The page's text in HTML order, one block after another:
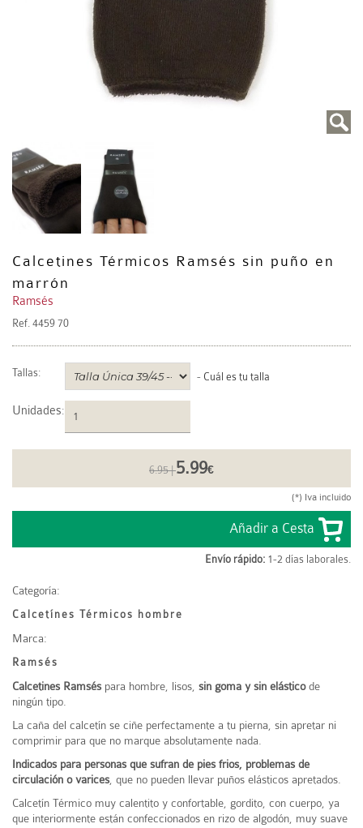
Calcetines Térmicos Ramsés sin puño en
marrón
Ramsés
Ref. 4459 70
Tallas: - Cuál es tu talla
Unidades:
6.95 |5.99€
(*) Iva incluido
Envío rápido: 1-2 días laborales.
Categoría:
Calcetínes Térmicos hombre
Marca:
Ramsés
Calcetines Ramsés para hombre, lisos, sin goma y sin elásticode
ningún tipo.
La caña del calcetín se ciñe perfectamente a tu pierna, sin apretar ni
comprimir para que no marque absolutamente nada.
Indicados para personas que sufran de pies frios, problemas de
circulación o varices , que no pueden llevar puños elásticos apretados.
Calcetín Térmico muy calentito y confortable, gordito, con cuerpo, ya
que interiormente están confeccionados en rizo de algodón, muy suave